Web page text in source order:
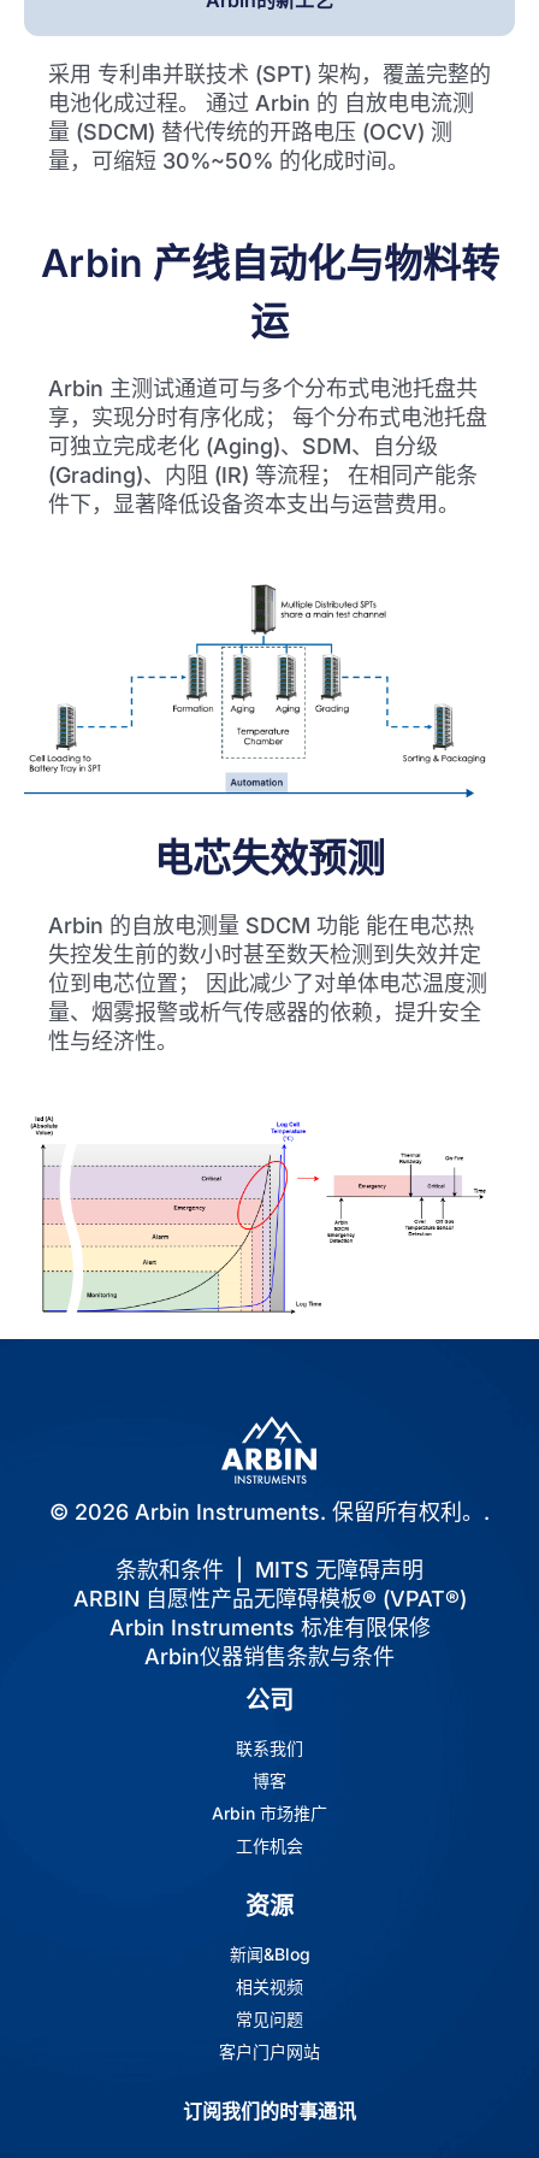
采用 专利串并联技术 (SPT) 架构，覆盖完整的
电池化成过程。 通过 Arbin 的 自放电电流测
量 (SDCM) 替代传统的开路电压 (OCV) 测
量，可缩短 30%~50% 的化成时间。
Arbin 产线自动化与物料转
运
Arbin 主测试通道可与多个分布式电池托盘共
享，实现分时有序化成； 每个分布式电池托盘
可独立完成老化 (Aging)、SDM、自分级
(Grading)、内阻 (IR) 等流程； 在相同产能条
件下，显著降低设备资本支出与运营费用。
电芯失效预测
Arbin 的自放电测量 SDCM 功能 能在电芯热
失控发生前的数小时甚至数天检测到失效并定
位到电芯位置； 因此减少了对单体电芯温度测
量、烟雾报警或析气传感器的依赖，提升安全
性与经济性。
© 2026 Arbin Instruments. 保留所有权利。.
条款和条件
MITS 无障碍声明
ARBIN 自愿性产品无障碍模板® (VPAT®)
Arbin Instruments 标准有限保修
Arbin仪器销售条款与条件
公司
联系我们
博客
Arbin 市场推广
工作机会
资源
新闻&Blog
相关视频
常见问题
客户门户网站
订阅我们的时事通讯